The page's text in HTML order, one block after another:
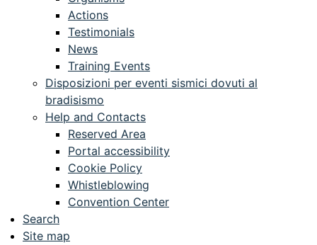
Actions
Testimonials
News
Training Events
Disposizioni per eventi sismici dovuti al
bradisismo
Help and Contacts
Reserved Area
Portal accessibility
Cookie Policy
Whistleblowing
Convention Center
Search
Site map